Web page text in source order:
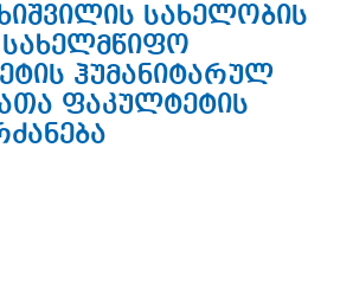
სახელობის
ჰუმანიტარულ
ფაკულტეტის